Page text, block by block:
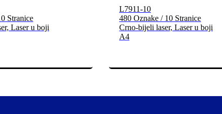
Stranice
Laser u boji
L7911-10
480 Oznake / 10 Stranice
Crno-bijeli laser, Laser u boji
A4